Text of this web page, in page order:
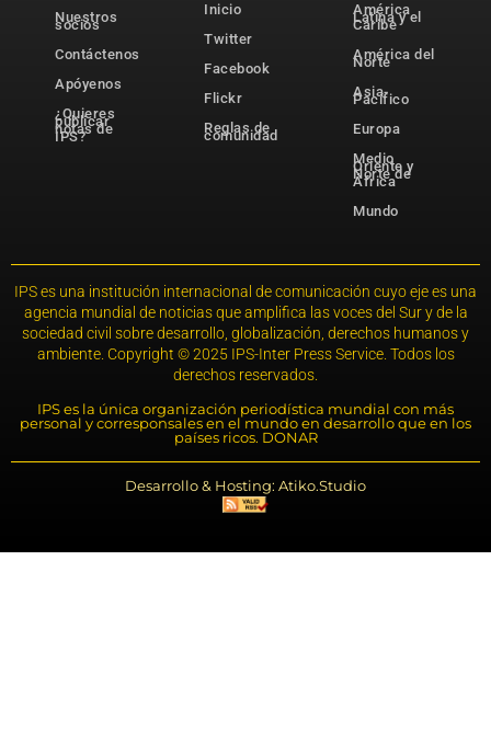
Nuestros
socios
Contáctenos
Apóyenos
¿Quieres
publicar
notas de
IPS?
Inicio
Twitter
Facebook
Flickr
Reglas de
comunidad
América
Latina y el
Caribe
América del
Norte
Asia-
Pacífico
Europa
Medio
Oriente y
Norte de
África
Mundo
IPS es una institución internacional de comunicación cuyo eje es una
agencia mundial de noticias que amplifica las voces del Sur y de la
sociedad civil sobre desarrollo, globalización, derechos humanos y
ambiente. Copyright © 2025 IPS-Inter Press Service. Todos los
derechos reservados.
IPS es la única organización periodística mundial con más
personal y corresponsales en el mundo en desarrollo que en los
países ricos. DONAR
Desarrollo & Hosting: Atiko.Studio